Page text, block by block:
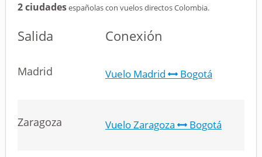
2 ciudadesespañolas con vuelos directos Colombia.
Salida Conexión
Madrid Vuelo Madrid Bogotá
Zaragoza Vuelo Zaragoza Bogotá